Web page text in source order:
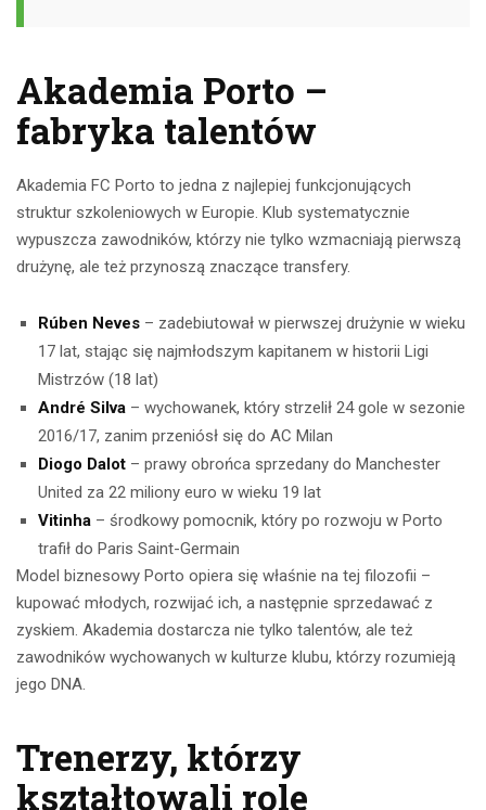
Akademia Porto –
fabryka talentów
Akademia FC Porto to jedna z najlepiej funkcjonujących
struktur szkoleniowych w Europie. Klub systematycznie
wypuszcza zawodników, którzy nie tylko wzmacniają pierwszą
drużynę, ale też przynoszą znaczące transfery.
Rúben Neves – zadebiutował w pierwszej drużynie w wieku
17 lat, stając się najmłodszym kapitanem w historii Ligi
Mistrzów (18 lat)
André Silva – wychowanek, który strzelił 24 gole w sezonie
2016/17, zanim przeniósł się do AC Milan
Diogo Dalot – prawy obrońca sprzedany do Manchester
United za 22 miliony euro w wieku 19 lat
Vitinha – środkowy pomocnik, który po rozwoju w Porto
trafił do Paris Saint-Germain
Model biznesowy Porto opiera się właśnie na tej filozofii –
kupować młodych, rozwijać ich, a następnie sprzedawać z
zyskiem. Akademia dostarcza nie tylko talentów, ale też
zawodników wychowanych w kulturze klubu, którzy rozumieją
jego DNA.
Trenerzy, którzy
kształtowali role